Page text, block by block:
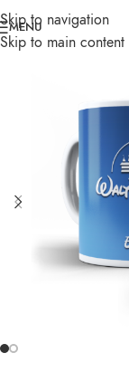
Skip to navigation
Skip to main content
MENU